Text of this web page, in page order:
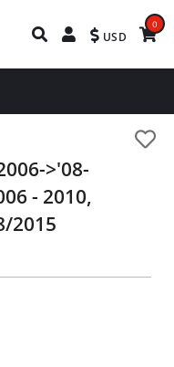
USD
0
>'08-
- 2010,
2015